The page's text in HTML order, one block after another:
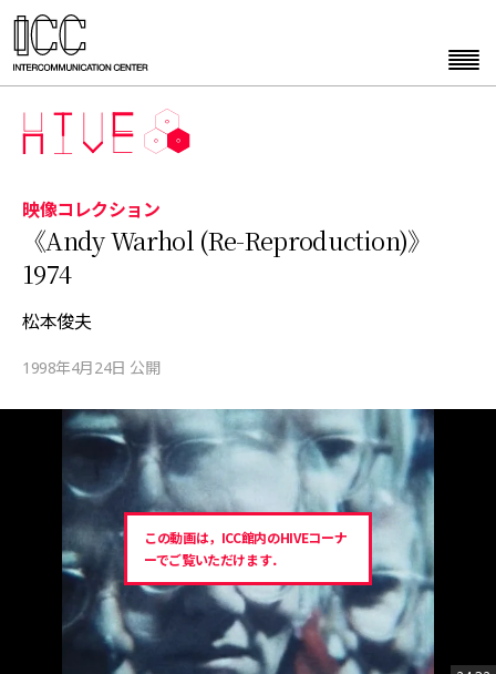
映像コレクション
《Andy Warhol (Re-Reproduction)》
1974
松本俊夫
1998年4月24日 公開
この動画は，ICC館内のHIVEコーナ
ーでご覧いただけます．